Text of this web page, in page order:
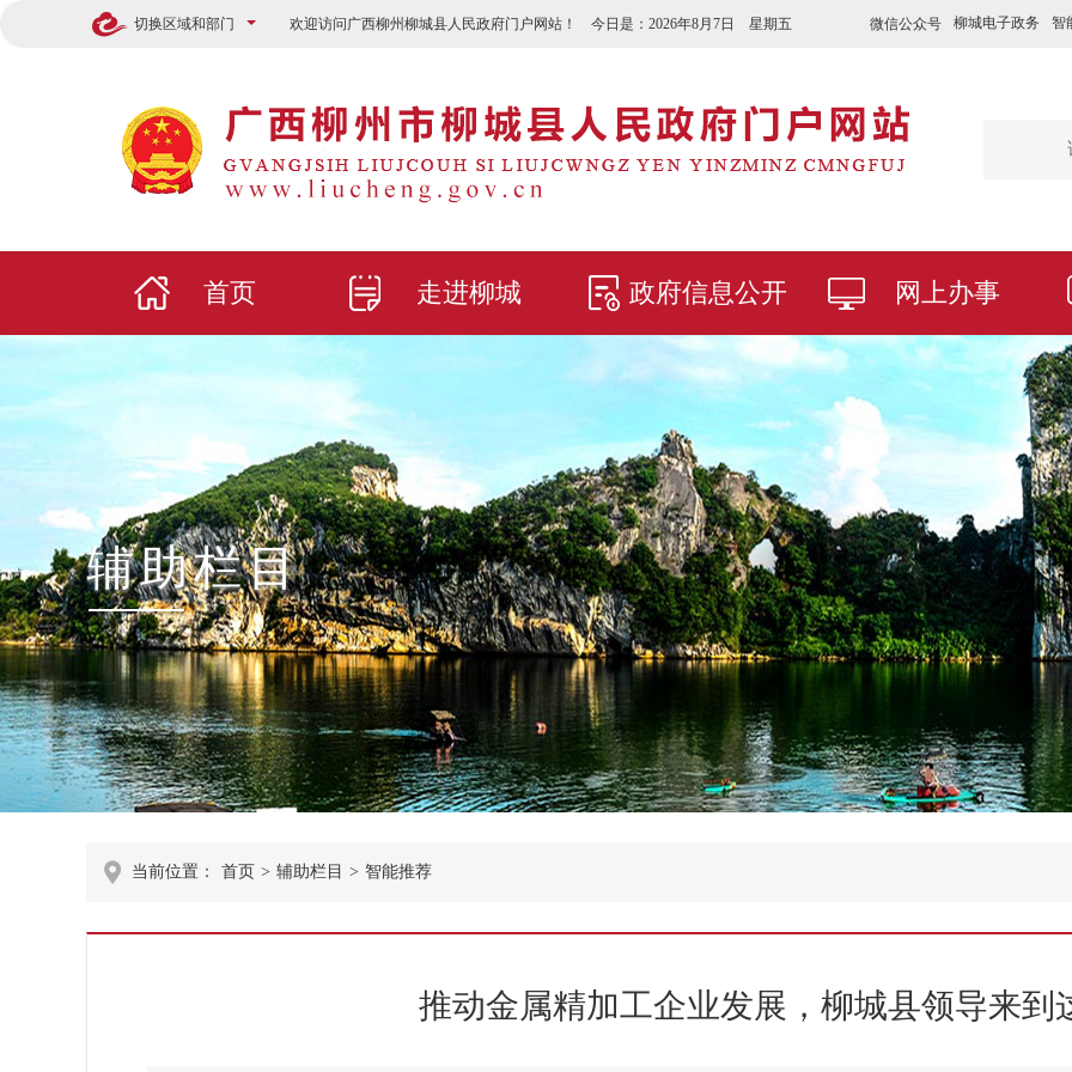
切换区域和部门 微信公众号 柳城电子政务 智
欢迎访问广西柳州柳城县人民政府门户网站！ 今日是： 2026年8月7日 星期五
首页 走进柳城 政府信息公开 网上办事
辅助栏目
当前位置： 首页 > 辅助栏目 > 智能推荐
推动金属精加工企业发展，柳城县领导来